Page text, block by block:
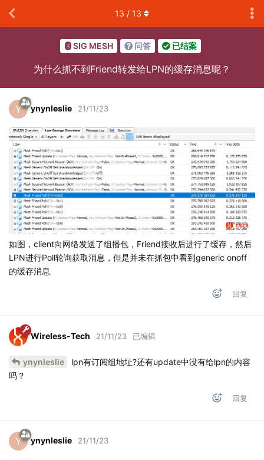
SIG MESH 问答 已结案
为什么抓不到Friend转发给LPN的缓存消息呢？
13 / 13
Y ynynleslie 21/11/23
如图，client向网络发送了组播包，Friend接收后进行了缓存，然后
LPN进行Poll轮询获取消息，但是并未在抓包中看到generic onoff
的缓存消息
回复
Wireless-Tech 21/11/23 已编辑
ynynleslie
lpn有订阅组地址?还有update中没有给lpn的内容
吗？
回复
Y ynynleslie 21/11/23